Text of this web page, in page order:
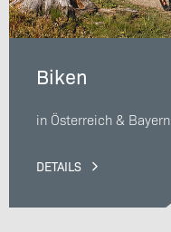
Biken
in Österreich & Bayern
DETAILS